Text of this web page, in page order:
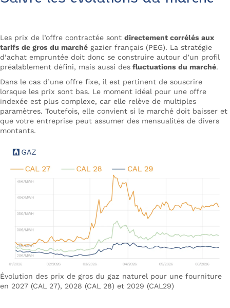
Les prix de l’offre contractée sont directement corrélés aux
tarifs de gros du marché gazier français (PEG). La stratégie
d’achat empruntée doit donc se construire autour d’un profil
préalablement défini, mais aussi des fluctuations du marché.
Dans le cas d’une offre fixe, il est pertinent de souscrire
lorsque les prix sont bas. Le moment idéal pour une offre
indexée est plus complexe, car elle relève de multiples
paramètres. Toutefois, elle convient si le marché doit baisser et
que votre entreprise peut assumer des mensualités de divers
montants.
Évolution des prix de gros du gaz naturel pour une fourniture
en 2027 (CAL 27), 2028 (CAL 28) et 2029 (CAL29)